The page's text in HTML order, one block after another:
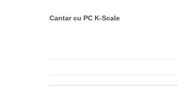
Cantar cu PC K-Scale